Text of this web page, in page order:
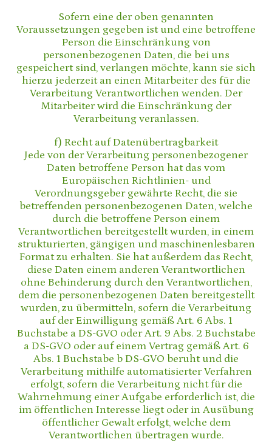
Sofern eine der oben genannten
Voraussetzungen gegeben ist und eine betroffene
Person die Einschränkung von
personenbezogenen Daten, die bei uns
gespeichert sind, verlangen möchte, kann sie sich
hierzu jederzeit an einen Mitarbeiter des für die
Verarbeitung Verantwortlichen wenden. Der
Mitarbeiter wird die Einschränkung der
Verarbeitung veranlassen.
f) Recht auf Datenübertragbarkeit
Jede von der Verarbeitung personenbezogener
Daten betroffene Person hat das vom
Europäischen Richtlinien- und
Verordnungsgeber gewährte Recht, die sie
betreffenden personenbezogenen Daten, welche
durch die betroffene Person einem
Verantwortlichen bereitgestellt wurden, in einem
strukturierten, gängigen und maschinenlesbaren
Format zu erhalten. Sie hat außerdem das Recht,
diese Daten einem anderen Verantwortlichen
ohne Behinderung durch den Verantwortlichen,
dem die personenbezogenen Daten bereitgestellt
wurden, zu übermitteln, sofern die Verarbeitung
auf der Einwilligung gemäß Art. 6 Abs. 1
Buchstabe a DS-GVO oder Art. 9 Abs. 2 Buchstabe
a DS-GVO oder auf einem Vertrag gemäß Art. 6
Abs. 1 Buchstabe b DS-GVO beruht und die
Verarbeitung mithilfe automatisierter Verfahren
erfolgt, sofern die Verarbeitung nicht für die
Wahrnehmung einer Aufgabe erforderlich ist, die
im öffentlichen Interesse liegt oder in Ausübung
öffentlicher Gewalt erfolgt, welche dem
Verantwortlichen übertragen wurde.